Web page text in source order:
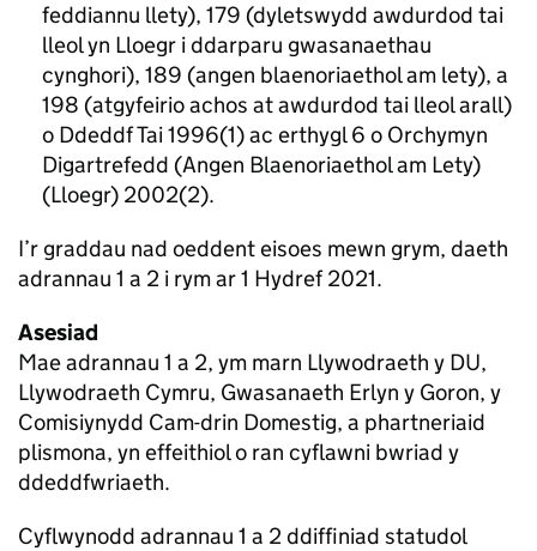
feddiannu llety), 179 (dyletswydd awdurdod tai
lleol yn Lloegr i ddarparu gwasanaethau
cynghori), 189 (angen blaenoriaethol am lety), a
198 (atgyfeirio achos at awdurdod tai lleol arall)
o Ddeddf Tai 1996(1) ac erthygl 6 o Orchymyn
Digartrefedd (Angen Blaenoriaethol am Lety)
(Lloegr) 2002(2).
I’r graddau nad oeddent eisoes mewn grym, daeth
adrannau 1 a 2 i rym ar 1 Hydref 2021.
Asesiad
Mae adrannau 1 a 2, ym marn Llywodraeth y DU,
Llywodraeth Cymru, Gwasanaeth Erlyn y Goron, y
Comisiynydd Cam-drin Domestig, a phartneriaid
plismona, yn effeithiol o ran cyflawni bwriad y
ddeddfwriaeth.
Cyflwynodd adrannau 1 a 2 ddiffiniad statudol